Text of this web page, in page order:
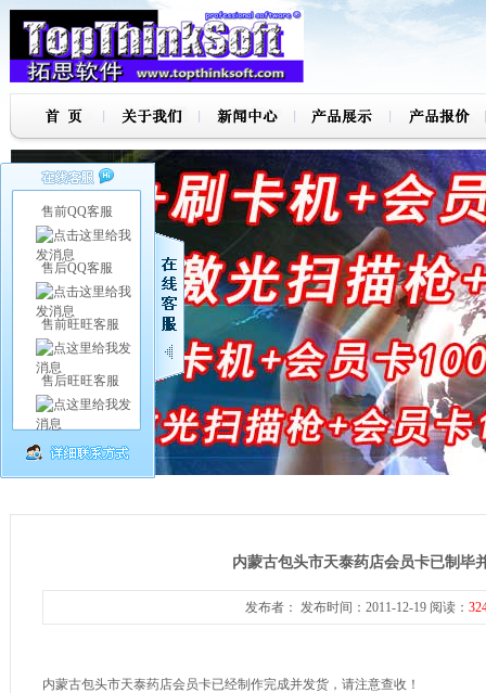
内蒙古包头市天泰药店会员卡已制毕
发布者： 发布时间：2011-12-19 阅读：
内蒙古包头市天泰药店会员卡已经制作完成并发货，请注意查收！
售前QQ客服
售后QQ客服
售前旺旺客服
售后旺旺客服